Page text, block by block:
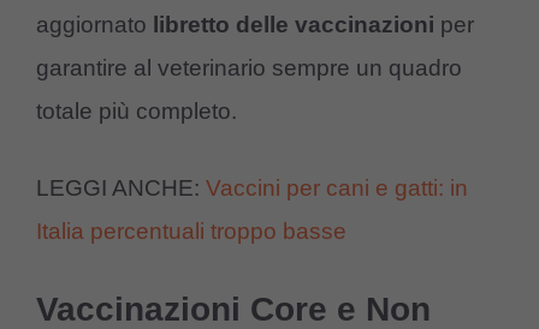
aggiornato libretto delle vaccinazioni per
garantire al veterinario sempre un quadro
totale più completo.
LEGGI ANCHE: Vaccini per cani e gatti: in
Italia percentuali troppo basse
Vaccinazioni Core e Non